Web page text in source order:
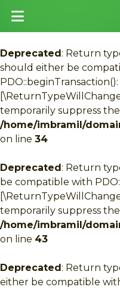
Deprecated: Return
should either be
temporarily suppress
/home/imbramil/
on line 34
Deprecated: Return
be compatible with
temporarily suppress
/home/imbramil/
on line 43
Deprecated: Return
either be compatible
Abrir menu